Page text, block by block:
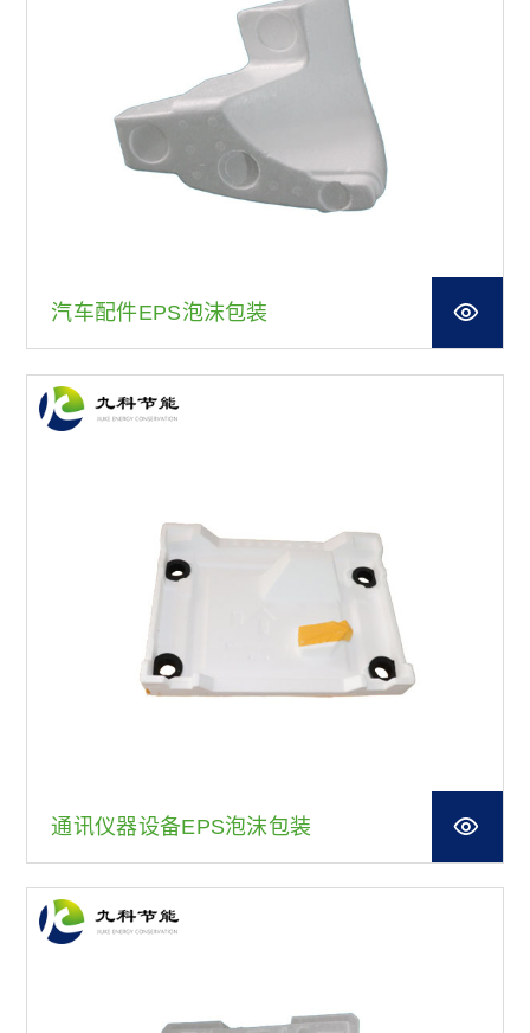
汽车配件EPS泡沫包装
通讯仪器设备EPS泡沫包装